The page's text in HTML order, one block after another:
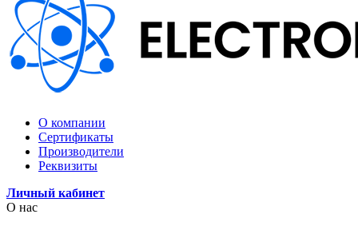
О компании
Сертификаты
Производители
Реквизиты
Личный кабинет
О нас